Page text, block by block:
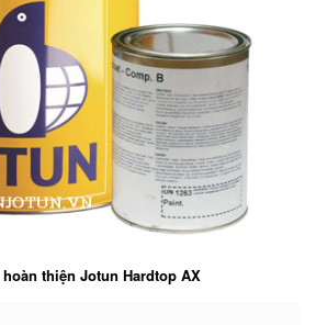
thiện Jotun Hardtop AX